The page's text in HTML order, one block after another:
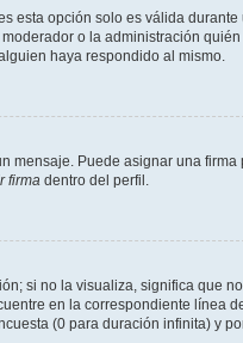
esta opción solo es válida durante
o la administración
haya respondido al mismo.
mensaje. Puede asignar una firma
firma dentro del perfil.
si no la visualiza, significa que
en la correspondiente línea
(0 para duración infinita) y